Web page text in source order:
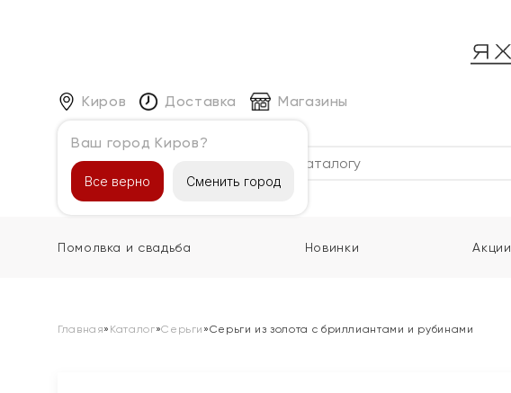
Киров
Ваш город Киров?
Все верно Сменить город
Доставка Магазины
Каталог
Помолвка и свадьба Новинки Акции
Главная» Каталог»Серьги »Серьги из золота с бриллиантами и рубинами